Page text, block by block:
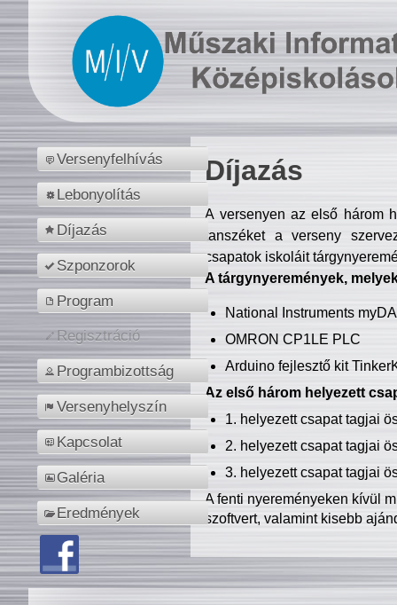
Versenyfelhívás
Lebonyolítás
Díjazás
Szponzorok
Program
Regisztráció
Programbizottság
Versenyhelyszín
Kapcsolat
Galéria
Eredmények
Díjazás
A versenyen az első három
tanszéket a verseny
csapatok iskoláit
A tárgynyeremények,
National Instruments
OMRON CP1LE PLC
Arduino fejlesztő kit
Az első három helyezett
1. helyezett csapat tagjai
2. helyezett csapat tagjai
3. helyezett csapat tagjai
A fenti nyereményeken kívül
szoftvert, valamint kisebb